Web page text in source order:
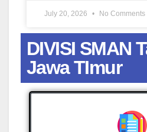
July 20, 2026 No Comments
DIVISI SMAN
Jawa TImur